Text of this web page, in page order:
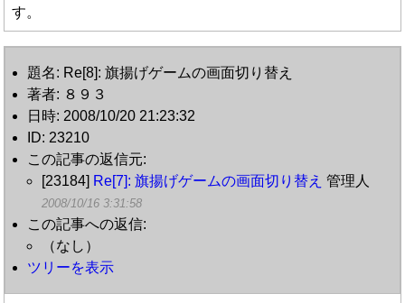
す。
題名: Re[8]: 旗揚げゲームの画面切り替え
著者: ８９３
日時: 2008/10/20 21:23:32
ID: 23210
この記事の返信元:
[23184] Re[7]: 旗揚げゲームの画面切り替え 管理人
2008/10/16 3:31:58
この記事への返信:
（なし）
ツリーを表示